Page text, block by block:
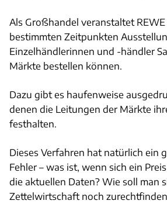
Als Großhandel veranstaltet
bestimmten Zeitpunkten
Einzelhändlerinnen und -händler
Märkte bestellen können.
Dazu gibt es haufenweise
denen die Leitungen der Märkte
festhalten.
Dieses Verfahren hat natürlich ein
Fehler – was ist, wenn sich ein
die aktuellen Daten? Wie soll man
Zettelwirtschaft noch